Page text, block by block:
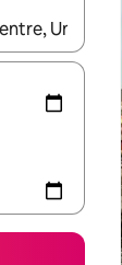
me butonat